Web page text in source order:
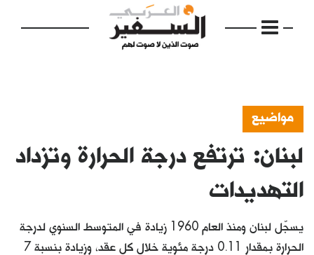
الرئيسية
مواضيع
فكرة
مواضيع
لبنان: ترتفع درجة الحرارة وتزداد
التهديدات
يسجّل لبنان ومنذ العام 1960 زيادة في المتوسط السنوي لدرجة
الحرارة بمقدار 0.11 درجة مئوية خلال كل عقد، وزيادة بنسبة 7